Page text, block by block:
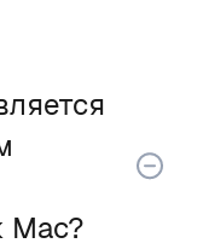
Mac?